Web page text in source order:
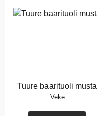
Tuure baarituoli musta
Veke